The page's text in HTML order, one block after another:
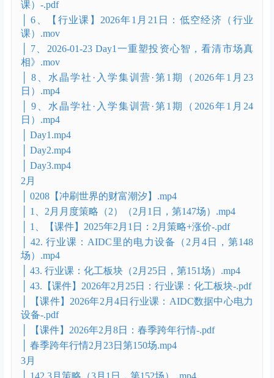
│ 40. 期货加餐课：证期联动如何把握（1月14日，第
143场）.mp4
│ 4、【课件】2026年1月14日：以期货之眼，观股票
之势！-.pdf
│ 5、2026投资前瞻（5）（1月18日，第144场）.mp4
│ 5、【课件】2026年1月18日：监管降温+风格转
化-.pdf
│ 6、【行业课】2026年1月21日：低空经济（行业
课）-.pdf
│ 6、【行业课】2026年1月21日：低空经济（行业
课）.mov
│ 7、2026-01-23 Day1一重塑投资心智，看清市场真
相》.mov
│ 8、水晶学社·入学集训营·第1期（2026年1月23
日）.mp4
│ 9、水晶学社·入学集训营·第1期（2026年1月24
日）.mp4
│ Day1.mp4
│ Day2.mp4
│ Day3.mp4
2月
│ 0208【冲刷世界的财富潮汐】.mp4
│ 1、2月月度策略（2）（2月1日，第147场）.mp4
│ 1、【课件】2025年2月1日：2月策略+涨价-.pdf
│ 42. 行业课：AIDC里的电力设备（2月4日，第148
场）.mp4